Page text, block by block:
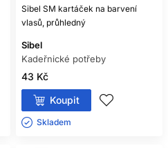
Sibel SM kartáček na barvení
vlasů, průhledný
Sibel
Kadeřnické potřeby
43 Kč
Koupit
Skladem ㅤ